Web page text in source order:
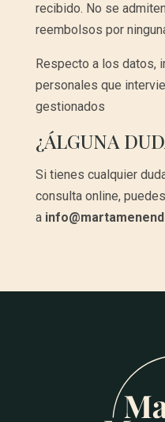
recibido. No se
reembolsos por
Respecto a los datos,
personales que
gestionados
¿ÁLGUNA
Si tienes cualquier
consulta online,
a